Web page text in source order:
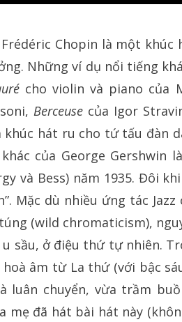
Frédéric Chopin là một
Những ví dụ nổi tiếng
cho violin và piano của
Berceuse của Igor
khúc hát ru cho tứ tấu đàn
của George Gershwin
và Bess) năm 1935. Đôi
Mặc dù nhiều ứng tác
(wild chromaticism),
u sầu, ở điệu thứ tự nhiên.
hoà âm từ La thứ (với bậc
luân chuyển, vừa trầm
mẹ đã hát bài hát này